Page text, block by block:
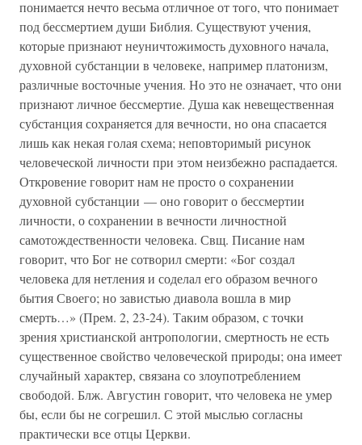
понимается нечто весьма отличное от того, что понимает
под бессмертием души Библия. Существуют учения,
которые признают неуничтожимость духовного начала,
духовной субстанции в человеке, например платонизм,
различные восточные учения. Но это не означает, что они
признают личное бессмертие. Душа как невещественная
субстанция сохраняется для вечности, но она спасается
лишь как некая голая схема; неповторимый рисунок
человеческой личности при этом неизбежно распадается.
Откровение говорит нам не просто о сохранении
духовной субстанции — оно говорит о бессмертии
личности, о сохранении в вечности личностной
самотождественности человека. Свщ. Писание нам
говорит, что Бог не сотворил смерти: «Бог создал
человека для нетления и соделал его образом вечного
бытия Своего; но завистью диавола вошла в мир
смерть…» (Прем. 2, 23-24). Таким образом, с точки
зрения христианской антропологии, смертность не есть
существенное свойство человеческой природы; она имеет
случайный характер, связана со злоупотреблением
свободой. Блж. Августин говорит, что человека не умер
бы, если бы не согрешил. С этой мыслью согласны
практически все отцы Церкви.